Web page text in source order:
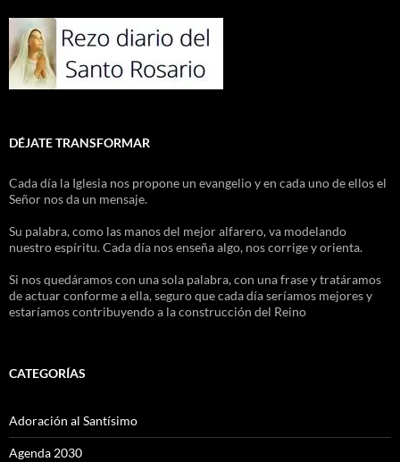
DÉJATE TRANSFORMAR
Cada día la Iglesia nos propone un evangelio y en cada uno de ellos el
Señor nos da un mensaje.
Su palabra, como las manos del mejor alfarero, va modelando
nuestro espíritu. Cada día nos enseña algo, nos corrige y orienta.
Si nos quedáramos con una sola palabra, con una frase y tratáramos
de actuar conforme a ella, seguro que cada día seríamos mejores y
estaríamos contribuyendo a la construcción del Reino
CATEGORÍAS
Adoración al Santísimo
Agenda 2030